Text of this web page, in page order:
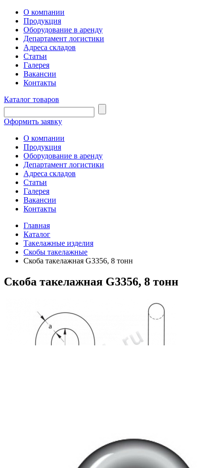
О компании
Продукция
Оборудование в аренду
Департамент логистики
Адреса складов
Статьи
Галерея
Вакансии
Контакты
Каталог товаров
Оформить заявку
О компании
Продукция
Оборудование в аренду
Департамент логистики
Адреса складов
Статьи
Галерея
Вакансии
Контакты
Главная
Каталог
Такелажные изделия
Скобы такелажные
Скоба такелажная G3356, 8 тонн
Скоба такелажная G3356, 8 тонн